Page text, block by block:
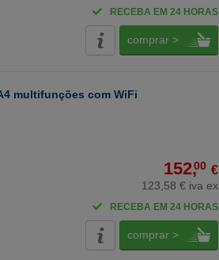
RECEBA EM 24 HORAS
comprar >
multifunções com WiFi
152,00 €
123,58 € iva ex
RECEBA EM 24 HORAS
comprar >